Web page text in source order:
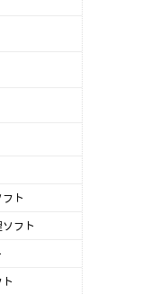
ト
フト